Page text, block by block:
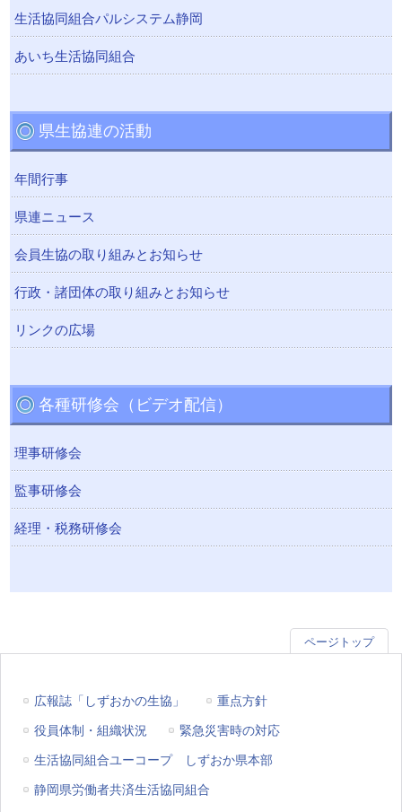
生活協同組合パルシステム静岡
あいち生活協同組合
県生協連の活動
年間行事
県連ニュース
会員生協の取り組みとお知らせ
行政・諸団体の取り組みとお知らせ
リンクの広場
各種研修会（ビデオ配信）
理事研修会
監事研修会
経理・税務研修会
ページトップ
広報誌「しずおかの生協」 重点方針
役員体制・組織状況 緊急災害時の対応
生活協同組合ユーコープ しずおか県本部
静岡県労働者共済生活協同組合